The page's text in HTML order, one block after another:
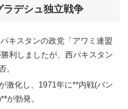
デシュ独立戦争
キスタンの政党「アワミ連盟
利しましたが、西パキスタン
。
激化し、1971年に**内戦(バン
が勃発。